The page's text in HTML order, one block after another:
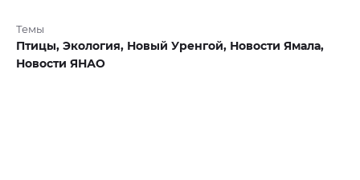
Темы
Птицы, Экология, Новый Уренгой, Новости Ямала,
Новости ЯНАО